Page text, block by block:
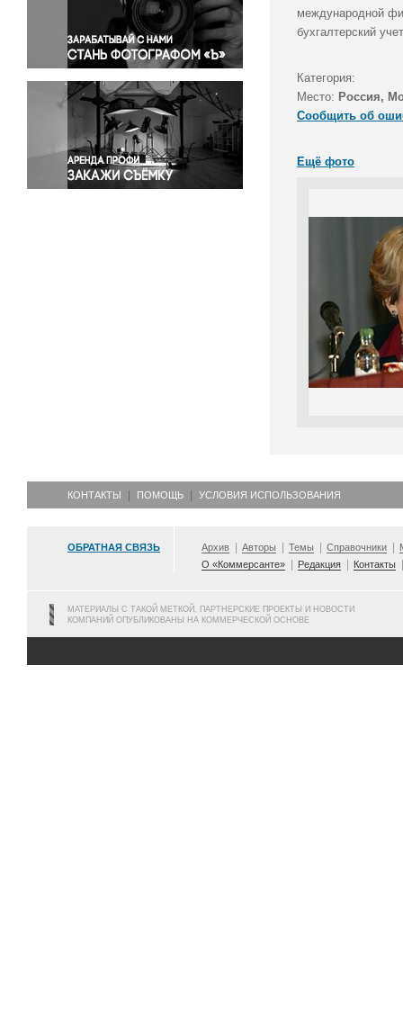
Правосудие
Происшествия и конфликты
Религия
Светская жизнь
Спорт
Экология
Экономика и бизнес
международной
бухгалтерский
Категория:
Место: Россия,
Сообщить об
Ещё фото
КОНТАКТЫ ПОМОЩЬ УСЛОВИЯ ИСПОЛЬЗОВАНИЯ
ОБРАТНАЯ СВЯЗЬ Архив Авторы Темы Справочники
О «Коммерсанте»
Редакция Контакты
МАТЕРИАЛЫ С ТАКОЙ МЕТКОЙ, ПАРТНЕРСКИЕ ПРОЕКТЫ И НОВОСТИ
КОМПАНИЙ ОПУБЛИКОВАНЫ НА КОММЕРЧЕСКОЙ ОСНОВЕ